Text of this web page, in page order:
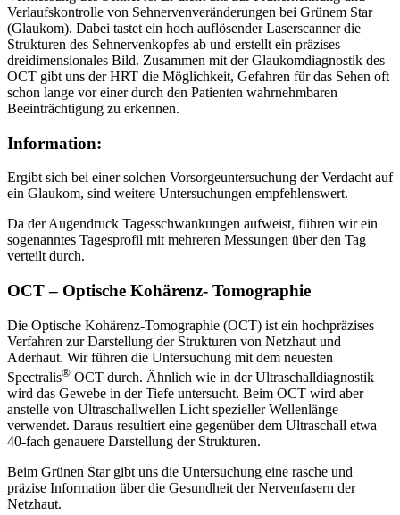
Verlaufskontrolle von Sehnervenveränderungen bei Grünem Star
(Glaukom). Dabei tastet ein hoch auflösender Laserscanner die
Strukturen des Sehnervenkopfes ab und erstellt ein präzises
dreidimensionales Bild. Zusammen mit der Glaukomdiagnostik des
OCT gibt uns der HRT die Möglichkeit, Gefahren für das Sehen oft
schon lange vor einer durch den Patienten wahrnehmbaren
Beeinträchtigung zu erkennen.
Information:
Ergibt sich bei einer solchen Vorsorgeuntersuchung der Verdacht auf
ein Glaukom, sind weitere Untersuchungen empfehlenswert.
Da der Augendruck Tagesschwankungen aufweist, führen wir ein
sogenanntes Tagesprofil mit mehreren Messungen über den Tag
verteilt durch.
OCT – Optische Kohärenz- Tomographie
Die Optische Kohärenz-Tomographie (OCT) ist ein hochpräzises
Verfahren zur Darstellung der Strukturen von Netzhaut und
Aderhaut. Wir führen die Untersuchung mit dem neuesten
Spectralis® OCT durch. Ähnlich wie in der Ultraschalldiagnostik
wird das Gewebe in der Tiefe untersucht. Beim OCT wird aber
anstelle von Ultraschallwellen Licht spezieller Wellenlänge
verwendet. Daraus resultiert eine gegenüber dem Ultraschall etwa
40-fach genauere Darstellung der Strukturen.
Beim Grünen Star gibt uns die Untersuchung eine rasche und
präzise Information über die Gesundheit der Nervenfasern der
Netzhaut.